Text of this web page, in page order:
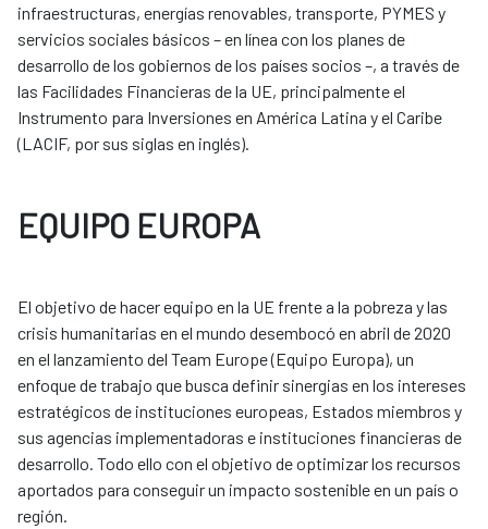
infraestructuras, energías renovables, transporte, PYMES y
servicios sociales básicos – en línea con los planes de
desarrollo de los gobiernos de los países socios –, a través de
las Facilidades Financieras de la UE, principalmente el
Instrumento para Inversiones en América Latina y el Caribe
(LACIF, por sus siglas en inglés).
EQUIPO EUROPA
El objetivo de hacer equipo en la UE frente a la pobreza y las
crisis humanitarias en el mundo desembocó en abril de 2020
en el lanzamiento del Team Europe (Equipo Europa), un
enfoque de trabajo que busca definir sinergias en los intereses
estratégicos de instituciones europeas, Estados miembros y
sus agencias implementadoras e instituciones financieras de
desarrollo. Todo ello con el objetivo de optimizar los recursos
aportados para conseguir un impacto sostenible en un país o
región.